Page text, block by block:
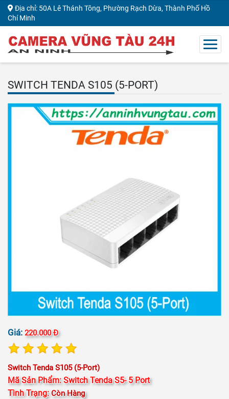
Địa chỉ: 50A Lê Thánh Tông, Phường Rạch Dừa, Thành Phố Hồ
Chí Minh
SWITCH TENDA S105 (5-PORT)
Giá: 220.000 Đ
Switch Tenda S105 (5-Port)
Mã Sản Phẩm:Switch Tenda S5- 5 Port
Tình Trạng: Còn Hàng